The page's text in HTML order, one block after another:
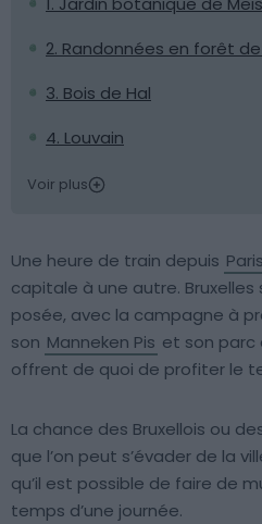
2. Randonnées en forêt
3. Bois de Hal
4. Louvain
Voir plus
Une heure de train depuis Paris
capitale à une autre.
posée, avec la campagne à
son Manneken Pis et son parc
offrent de quoi de profiter le
La chance des Bruxellois ou
que l’on peut s’évader de la
qu’il est possible de faire de
temps d’une journée.